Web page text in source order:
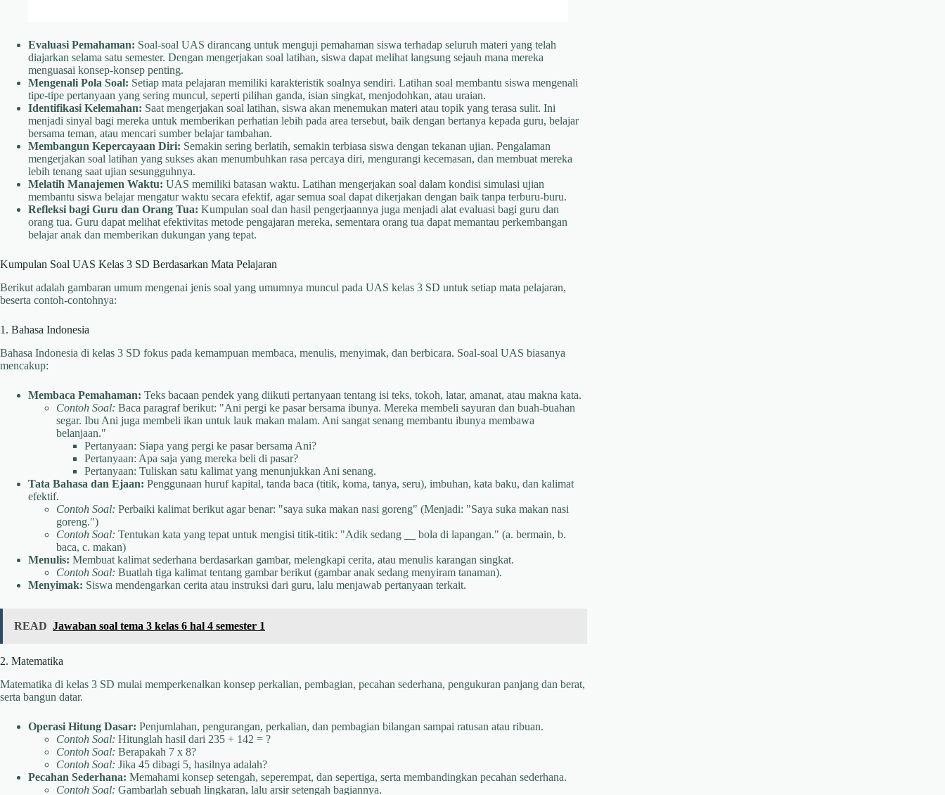
Evaluasi Pemahaman: Soal-soal UAS dirancang untuk menguji pemahaman siswa terhadap seluruh materi yang telah
diajarkan selama satu semester. Dengan mengerjakan soal latihan, siswa dapat melihat langsung sejauh mana mereka
menguasai konsep-konsep penting.
Mengenali Pola Soal: Setiap mata pelajaran memiliki karakteristik soalnya sendiri. Latihan soal membantu siswa mengenali
tipe-tipe pertanyaan yang sering muncul, seperti pilihan ganda, isian singkat, menjodohkan, atau uraian.
Identifikasi Kelemahan: Saat mengerjakan soal latihan, siswa akan menemukan materi atau topik yang terasa sulit. Ini
menjadi sinyal bagi mereka untuk memberikan perhatian lebih pada area tersebut, baik dengan bertanya kepada guru, belajar
bersama teman, atau mencari sumber belajar tambahan.
Membangun Kepercayaan Diri: Semakin sering berlatih, semakin terbiasa siswa dengan tekanan ujian. Pengalaman
mengerjakan soal latihan yang sukses akan menumbuhkan rasa percaya diri, mengurangi kecemasan, dan membuat mereka
lebih tenang saat ujian sesungguhnya.
Melatih Manajemen Waktu: UAS memiliki batasan waktu. Latihan mengerjakan soal dalam kondisi simulasi ujian
membantu siswa belajar mengatur waktu secara efektif, agar semua soal dapat dikerjakan dengan baik tanpa terburu-buru.
Refleksi bagi Guru dan Orang Tua: Kumpulan soal dan hasil pengerjaannya juga menjadi alat evaluasi bagi guru dan
orang tua. Guru dapat melihat efektivitas metode pengajaran mereka, sementara orang tua dapat memantau perkembangan
belajar anak dan memberikan dukungan yang tepat.
Kumpulan Soal UAS Kelas 3 SD Berdasarkan Mata Pelajaran
Berikut adalah gambaran umum mengenai jenis soal yang umumnya muncul pada UAS kelas 3 SD untuk setiap mata pelajaran,
beserta contoh-contohnya:
1. Bahasa Indonesia
Bahasa Indonesia di kelas 3 SD fokus pada kemampuan membaca, menulis, menyimak, dan berbicara. Soal-soal UAS biasanya
mencakup:
Membaca Pemahaman: Teks bacaan pendek yang diikuti pertanyaan tentang isi teks, tokoh, latar, amanat, atau makna kata.
Contoh Soal: Baca paragraf berikut: "Ani pergi ke pasar bersama ibunya. Mereka membeli sayuran dan buah-buahan
segar. Ibu Ani juga membeli ikan untuk lauk makan malam. Ani sangat senang membantu ibunya membawa
belanjaan."
Pertanyaan: Siapa yang pergi ke pasar bersama Ani?
Pertanyaan: Apa saja yang mereka beli di pasar?
Pertanyaan: Tuliskan satu kalimat yang menunjukkan Ani senang.
Tata Bahasa dan Ejaan: Penggunaan huruf kapital, tanda baca (titik, koma, tanya, seru), imbuhan, kata baku, dan kalimat
efektif.
Contoh Soal: Perbaiki kalimat berikut agar benar: "saya suka makan nasi goreng" (Menjadi: "Saya suka makan nasi
goreng.")
Contoh Soal: Tentukan kata yang tepat untuk mengisi titik-titik: "Adik sedang
bola di lapangan." (a. bermain, b.
baca, c. makan)
Menulis: Membuat kalimat sederhana berdasarkan gambar, melengkapi cerita, atau menulis karangan singkat.
Contoh Soal: Buatlah tiga kalimat tentang gambar berikut (gambar anak sedang menyiram tanaman).
Menyimak: Siswa mendengarkan cerita atau instruksi dari guru, lalu menjawab pertanyaan terkait.
READ Jawaban soal tema 3 kelas 6 hal 4 semester 1
2. Matematika
Matematika di kelas 3 SD mulai memperkenalkan konsep perkalian, pembagian, pecahan sederhana, pengukuran panjang dan berat,
serta bangun datar.
Operasi Hitung Dasar: Penjumlahan, pengurangan, perkalian, dan pembagian bilangan sampai ratusan atau ribuan.
Contoh Soal: Hitunglah hasil dari 235 + 142 = ?
Contoh Soal: Berapakah 7 x 8?
Contoh Soal: Jika 45 dibagi 5, hasilnya adalah?
Pecahan Sederhana: Memahami konsep setengah, seperempat, dan sepertiga, serta membandingkan pecahan sederhana.
Contoh Soal: Gambarlah sebuah lingkaran, lalu arsir setengah bagiannya.